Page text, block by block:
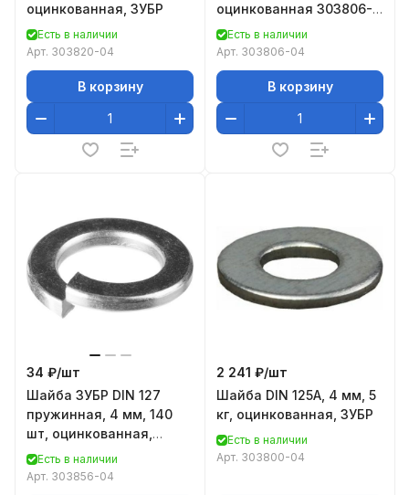
оцинкованная, ЗУБР
Есть в наличии
Арт. 303820-04
В корзину
оцинкованная 303806-
04Есть в наличии
Арт. 303806-04
В корзину
34 ₽/шт
Шайба ЗУБР DIN 127
пружинная, 4 мм, 140
шт, оцинкованная,
303856-04
Есть в наличии
Арт. 303856-04
2 241 ₽/шт
Шайба DIN 125A, 4 мм, 5
кг, оцинкованная, ЗУБР
Есть в наличии
Арт. 303800-04